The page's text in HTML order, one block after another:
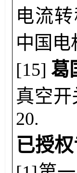
电流
中国电
[15] 葛
真空开
20.
已授权